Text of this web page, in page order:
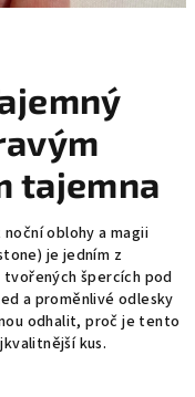
tajemna
oblohy a magii
je jedním z
tvořených špercích pod
a proměnlivé odlesky
odhalit, proč je tento
kus.